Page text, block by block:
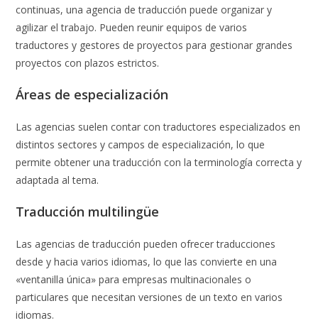
continuas, una agencia de traducción puede organizar y
agilizar el trabajo. Pueden reunir equipos de varios
traductores y gestores de proyectos para gestionar grandes
proyectos con plazos estrictos.
Áreas de especialización
Las agencias suelen contar con traductores especializados en
distintos sectores y campos de especialización, lo que
permite obtener una traducción con la terminología correcta y
adaptada al tema.
Traducción multilingüe
Las agencias de traducción pueden ofrecer traducciones
desde y hacia varios idiomas, lo que las convierte en una
«ventanilla única» para empresas multinacionales o
particulares que necesitan versiones de un texto en varios
idiomas.